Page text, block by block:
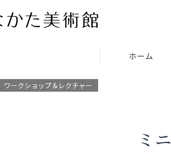
ホーム
ワークショップ＆レクチャー
ミ